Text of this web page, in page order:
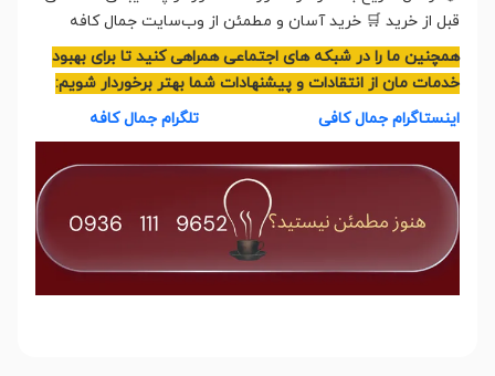
قبل از خرید 🛒 خرید آسان و مطمئن از وب‌سایت جمال کافه
همچنین ما را در شبکه های اجتماعی همراهی کنید تا برای بهبود
خدمات مان از انتقادات و پیشنهادات شما بهتر برخوردار شویم:
اینستاگرام جمال کافی
تلگرام جمال کافه